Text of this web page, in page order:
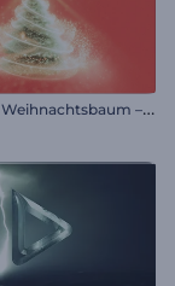
F
unkelnder Weihnachtsbaum – Einleitung